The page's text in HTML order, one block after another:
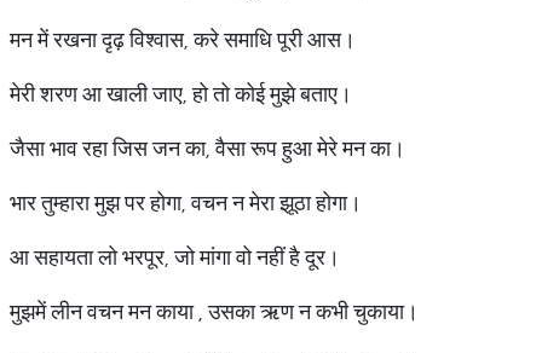
मन में रखना दृढ़ विश्वास, करे समाधि पूरी आस।
मेरी शरण आ खाली जाए, हो तो कोई मुझे बताए।
जैसा भाव रहा जिस जन का, वैसा रूप हुआ मेरे मन का।
भार तुम्हारा मुझ पर होगा, वचन न मेरा झूठा होगा।
आ सहायता लो भरपूर, जो मांगा वो नहीं है दूर।
मुझमें लीन वचन मन काया , उसका ऋण न कभी चुकाया।